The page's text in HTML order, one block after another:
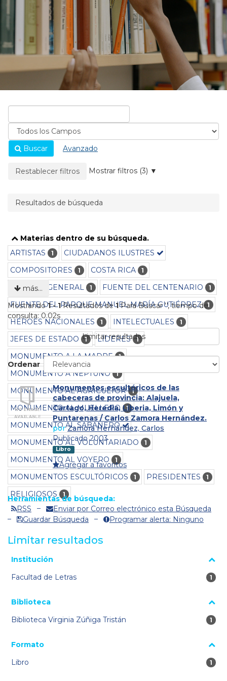
Buscar
Avanzado
La página se recargará cuando se elimine un filtro.
Restablecer filtros Mostrar filtros (3)
Resultados de búsqueda
Materias dentro de su búsqueda.
ARTISTAS
1
CIUDADANOS ILUSTRES
COMPOSITORES
1 COSTA RICA 1
CULTURA GENERAL 1 FUENTE DEL CENTENARIO 1
FUENTE DEL PARQUE MANUEL MARÍA GUTIÉRREZ 1
HÉROES NACIONALES 1 INTELECTUALES 1
JEFES DE ESTADO 1 LÍDERES 1
MONUMENTO A LA MADRE 1
MONUMENTO A NEPTUNO 1
MONUMENTO AL AGRICULTOR 1
MONUMENTO AL MUELLERO 1
MONUMENTO AL SABANERO
MONUMENTO AL VOLUNTARIADO
1
MONUMENTO AL VOYERO 1
MONUMENTOS ESCULTÓRICOS 1 PRESIDENTES 1
RELIGIOSOS 1
más…
Mostrando1 - 1Resultados de1Para Buscar '', tiempo de
consulta: 0.02s
Limitar resultados
Ordenar
Monumentos escultóricos de las
cabeceras de provincia: Alajuela,
Cartago, Heredia, Liberia, Limón y
Puntarenas / Carlos Zamora Hernández.
porZamora Hernández, Carlos
Publicado 2003
Libro
Agregar a favoritos
Herramientas de búsqueda:
RSS
Enviar por Correo electrónico esta Búsqueda
Guardar Búsqueda
Programar alerta: Ninguno
Limitar resultados
La página se volverá a cargar cuando se seleccione o excluya
Institución
Facultad de Letras
1
1
Biblioteca
Biblioteca Virginia Zúñiga Tristán
1
1
Formato
Libro
1
1